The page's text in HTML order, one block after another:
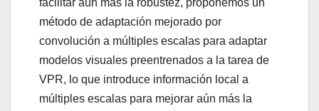
facilitar aún más la robustez, proponemos un
método de adaptación mejorado por
convolución a múltiples escalas para adaptar
modelos visuales preentrenados a la tarea de
VPR, lo que introduce información local a
múltiples escalas para mejorar aún más la